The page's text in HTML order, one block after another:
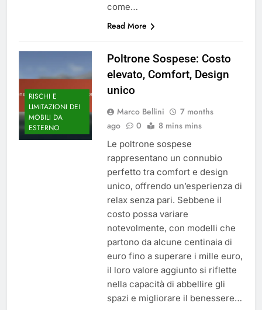
come…
Read More
RISCHI E
LIMITAZIONI DEI
MOBILI DA
ESTERNO
Poltrone Sospese: Costo
elevato, Comfort, Design
unico
Marco Bellini
7 months
ago
0 8 mins mins
Le poltrone sospese
rappresentano un connubio
perfetto tra comfort e design
unico, offrendo un’esperienza di
relax senza pari. Sebbene il
costo possa variare
notevolmente, con modelli che
partono da alcune centinaia di
euro fino a superare i mille euro,
il loro valore aggiunto si riflette
nella capacità di abbellire gli
spazi e migliorare il benessere…